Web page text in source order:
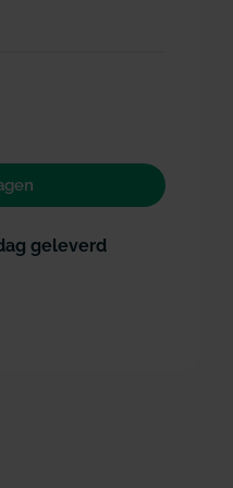
hoek Size 3 Regular
ragers hoek
geleverd